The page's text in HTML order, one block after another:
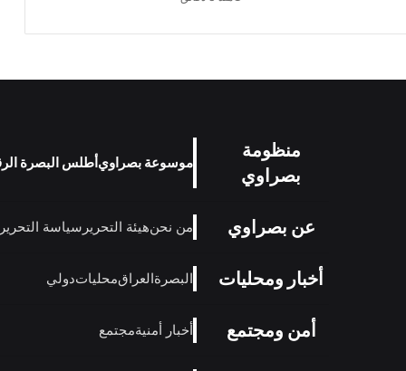
منظومة
بصراوي
موسوعة بصراويأطلس البصرة
عن بصراوي من نحنهيئة التحرير سياسة التحرير
أخبار ومحليات البصرةالعراقمحلياتدولي
أمن ومجتمع أخبار أمنيةمجتمع